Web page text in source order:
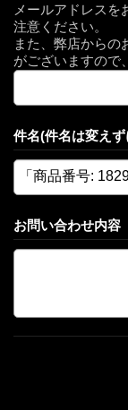
メールアドレス
注意ください。
また、弊店からの
がございますので
件名(件名は変え
お問い合わせ内容